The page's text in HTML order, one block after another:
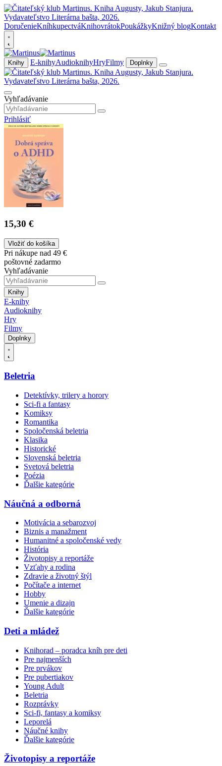
DoručenieKníhkupectváKnihovrátokPoukážkyKnižný blogKontakt
Knihy E-knihyAudioknihyHryFilmy Doplnky
Vyhľadávanie
Prihlásiť
15,30 €
Vložiť do košíka
Pri nákupe nad 49 €
poštovné zadarmo
Vyhľadávanie
Knihy
E-knihy
Audioknihy
Hry
Filmy
Doplnky
Beletria
Detektívky, trilery a horory
Sci-fi a fantasy
Komiksy
Romantika
Spoločenská beletria
Klasika
Historické
Slovenská beletria
Svetová beletria
Poézia
Ďalšie kategórie
Náučná a odborná
Motivácia a sebarozvoj
Biznis a manažment
Humanitné a spoločenské vedy
História
Životopisy a reportáže
Vzťahy a rodina
Zdravie a životný štýl
Počítače a internet
Hobby
Umenie a dizajn
Ďalšie kategórie
Deti a mládež
Knihorad – poradca kníh pre deti
Pre najmenších
Pre prvákov
Pre pubertiakov
Young Adult
Beletria
Rozprávky
Sci-fi, fantasy a komiksy
Leporelá
Náučné knihy
Ďalšie kategórie
Životopisy a reportáže